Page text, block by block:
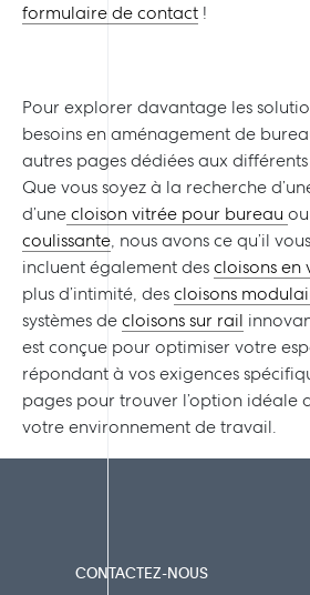
formulaire de contact !
Pour explorer davantage les
besoins en aménagement de
autres pages dédiées aux
Que vous soyez à la recherche
d’unecloison vitrée pour bureau
coulissante, nous avons ce qu’il
incluent également descloisons en
plus d’intimité, descloisons
systèmes decloisons sur rail
est conçue pour optimiser votre
répondant à vos exigences
pages pour trouver l’option idéale
votre environnement de travail.
CONTACTEZ-NOUS